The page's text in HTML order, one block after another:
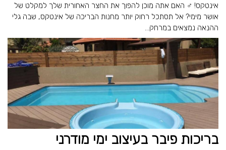
אינטקס! ‍♂️ האם אתה מוכן להפוך את החצר האחורית שלך למקלט של
אושר מימי? אל תסתכל רחוק יותר מחנות הבריכה של אינטקס, שבה גלי
ההנאה נמצאים במרחק...
בריכות פיבר בעיצוב ימי מודרני